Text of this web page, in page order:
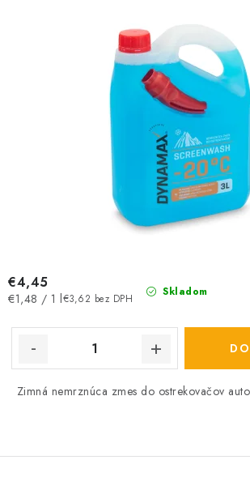
Skladom
€3,62 bez DPH
€4,45
Jednotková
€1,48 / 1 l
Zimná nemrznúca zmes do ostrekovačov